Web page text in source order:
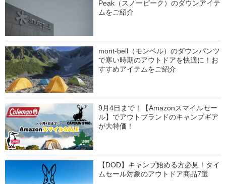
Peak（スノーピーク）のダウンアイテ
ムをご紹介
mont-bell（モンベル）のダウンパンツ
で寒い時期のアウトドアを快適に！お
すすめアイテムをご紹介
9月4日まで！【Amazonスマイルセー
ル】でアウトブランドのキャンプギア
が大特価！
【DOD】キャンプ始める方必見！タイ
ムセール対象のアウトドア商品7選